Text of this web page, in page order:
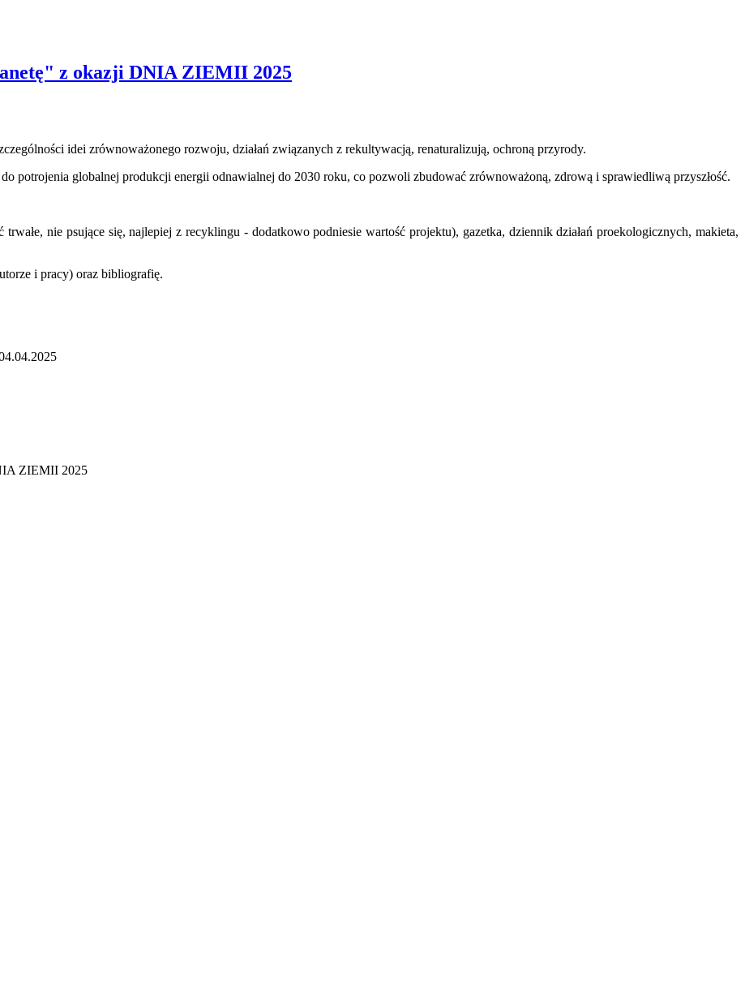
z okazji DNIA ZIEMII 2025
idei zrównoważonego rozwoju, działań związanych z rekultywacją, renaturalizują, ochroną przyrody.
potrojenia globalnej produkcji energii odnawialnej do 2030 roku, co pozwoli zbudować zrównoważoną, zdrową i sprawiedliwą przyszłość.
trwałe, nie psujące się, najlepiej z recyklingu - dodatkowo podniesie wartość projektu), gazetka, dziennik działań proekologicznych, makieta,
i pracy) oraz bibliografię.
ZIEMII 2025